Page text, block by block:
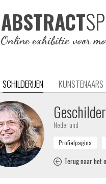
ABSTRACT
Online exhibitie voor
SCHILDERIJEN KUNSTENAARS
Nederland
Terug naar het